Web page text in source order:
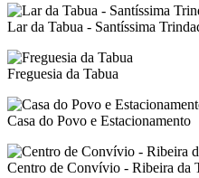
Lar da Tabua - Santíssima
Freguesia da Tabua
Casa do Povo e Estacionamento
Centro de Convívio - Ribeira da